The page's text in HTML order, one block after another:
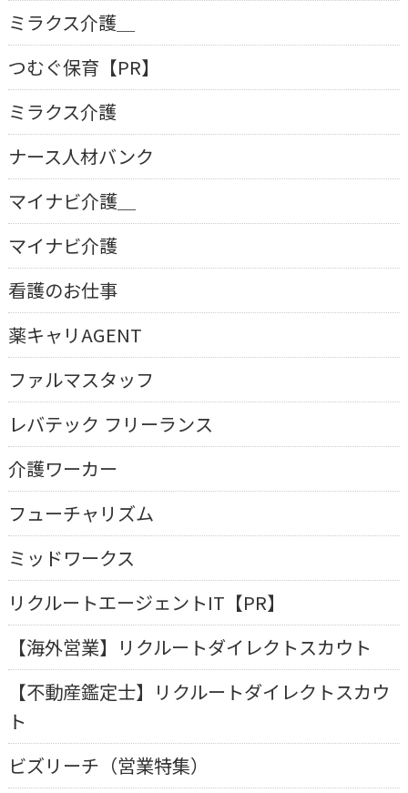
ミラクス介護＿
つむぐ保育【PR】
ミラクス介護
ナース人材バンク
マイナビ介護＿
マイナビ介護
看護のお仕事
薬キャリAGENT
ファルマスタッフ
レバテック フリーランス
介護ワーカー
フューチャリズム
ミッドワークス
リクルートエージェントIT【PR】
【海外営業】リクルートダイレクトスカウト
【不動産鑑定士】リクルートダイレクトスカウ
ト
ビズリーチ（営業特集）